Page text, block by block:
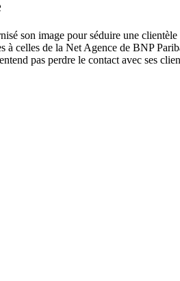
son image pour séduire une
celles de la Net Agence de BNP
pas perdre le contact avec ses